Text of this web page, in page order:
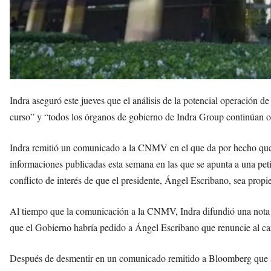
Indra aseguró este jueves que el análisis de la potencial operación
curso” y “todos los órganos de gobierno de Indra Group continúan
Indra remitió un comunicado a la CNMV en el que da por hecho
informaciones publicadas esta semana en las que se apunta a una
conflicto de interés de que el presidente, Ángel Escribano, sea
Al tiempo que la comunicación a la CNMV, Indra difundió una
que el Gobierno habría pedido a Ángel Escribano que renuncie al
Después de desmentir en un comunicado remitido a Bloomberg